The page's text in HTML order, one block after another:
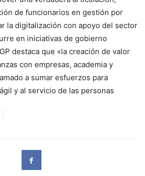
de funcionarios en gestión por
la digitalización con apoyo del sector
en iniciativas de gobierno
destaca que «la creación de valor
con empresas, academia y
a sumar esfuerzos para
y al servicio de las personas